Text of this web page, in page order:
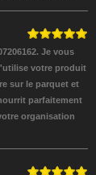
Je vous
votre produit
sur le parquet et
parfaitement
organisation